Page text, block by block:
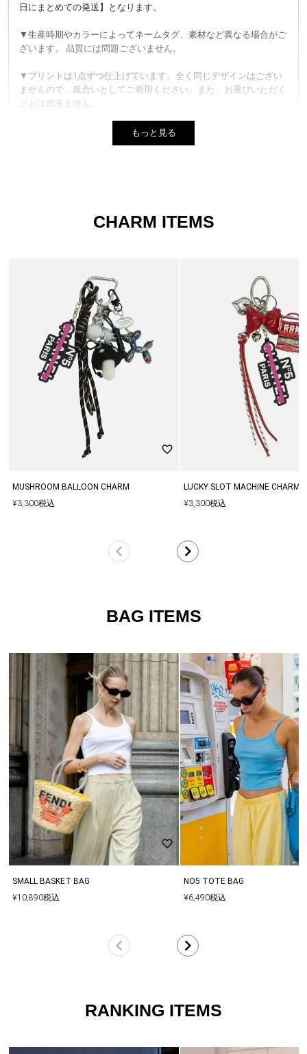
日にまとめての発送】となります。
▼生産時期やカラーによってネームタグ、素材など異なる場合がご
ざいます。 品質には問題ございません。
▼プリントは1点ずつ仕上げています。全く同じデザインはござい
ませんので、風合いとしてご着用ください。また、お選びいただく
ことは出来ません。
▼商品写真はできる限り実物の色に近づけるよう徹底しております
が、 お使いのモニター設定、お部屋の照明等により実際の商品と
▼サイズはスタッフが平置きでメジャー計測したものになります。
料無料となります。再度、別決済でご購入する際は同梱は出来かね
▼多くのお客様からアクセスいただいておりますので、他のお客様
と同じタイミングで商品をカートに入れてしまった場合、ご注文頂
いた商品が欠品となる場合もございます。
その場合は、在庫切れのお詫びメールとともに、欠品分の商品をキ
ャンセルした内容にて商品を手配させていただきます。
もっと見る
CHARM ITEMS
MUSHROOM BALLOON CHARM
¥3,300税込
LUCKY SLOT MACHINE CHARM
¥3,300税込
BAG ITEMS
SMALL BASKET BAG
¥10,890税込
NO5 TOTE BAG
¥6,490税込
RANKING ITEMS